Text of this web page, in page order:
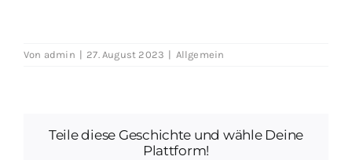
Von admin 27. August 2023 Allgemein
Teile diese Geschichte und wähle Deine
Plattform!